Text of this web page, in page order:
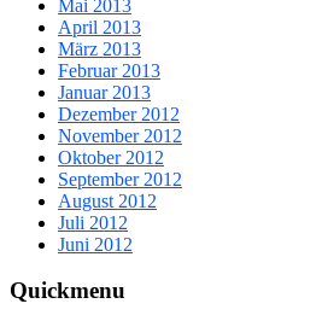
Mai 2013
April 2013
März 2013
Februar 2013
Januar 2013
Dezember 2012
November 2012
Oktober 2012
September 2012
August 2012
Juli 2012
Juni 2012
Quickmenu